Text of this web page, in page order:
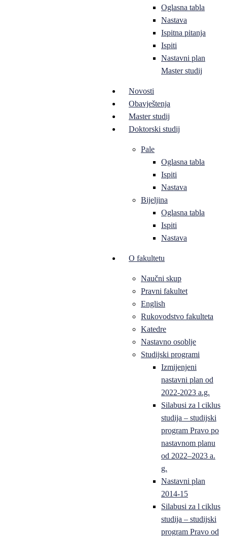
Oglasna tabla
Nastava
Ispitna pitanja
Ispiti
Nastavni plan
Master studij
Novosti
Obavještenja
Master studij
Doktorski studij
Pale
Oglasna tabla
Ispiti
Nastava
Bijeljina
Oglasna tabla
Ispiti
Nastava
O fakultetu
Naučni skup
Pravni fakultet
English
Rukovodstvo fakulteta
Katedre
Nastavno osoblje
Studijski programi
Izmijenjeni
nastavni plan od
2022-2023 a.g.
Silabusi za l ciklus
studija – studijski
program Pravo po
nastavnom planu
od 2022–2023 a.
g.
Nastavni plan
2014-15
Silabusi za l ciklus
studija – studijski
program Pravo od